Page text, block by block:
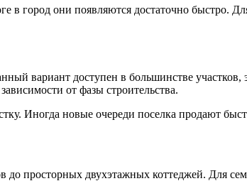
город они появляются достаточно быстро.
вариант доступен в большинстве участков,
от фазы строительства.
Иногда новые очереди поселка продают
просторных двухэтажных коттеджей. Для